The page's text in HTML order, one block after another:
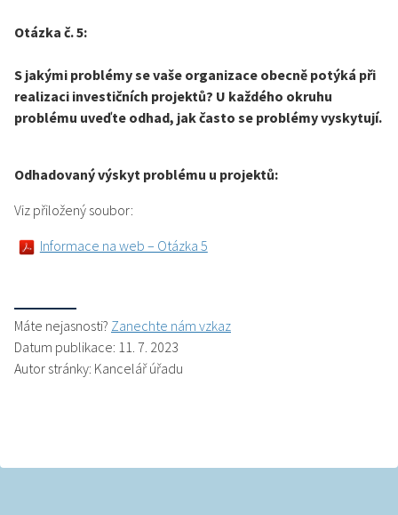
Otázka č. 5:
S jakými problémy se vaše organizace obecně potýká při
realizaci investičních projektů? U každého okruhu
problému uveďte odhad, jak často se problémy vyskytují.
Odhadovaný výskyt problému u projektů:
Viz přiložený soubor:
Informace na web – Otázka 5
Máte nejasnosti? Zanechte nám vzkaz
Datum publikace: 11. 7. 2023
Autor stránky: Kancelář úřadu